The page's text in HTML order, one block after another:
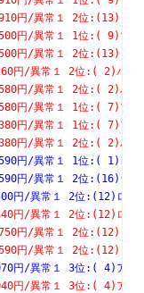
円/異常１ 2位
277500円/異常１
円/異常１ 2位
/異常１ 2位:( 2)ハナザ
/異常１ 2位:( 2)ハナザ
/異常１ 1位:( 7)プレシ
/異常１ 1位:( 7)プレシ
/異常１ 2位:( 2)ハナザ
8590円/異常１
当    8590円/異
/異常１ 2位:(12)ロード
/異常１ 2位:(12)ロード
/異常１ 2位:(12)ロード
/異常１ 2位:(12)ロード
円/異常１ 3位:( 4)ア
円/異常１ 3位:( 4)ア